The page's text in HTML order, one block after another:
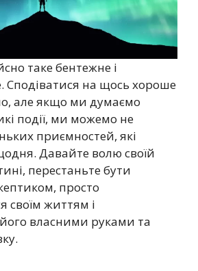
таке бентежне і
на щось хороше
але якщо ми думаємо
події, ми можемо не
приємностей, які
Давайте волю своїй
перестаньте бути
просто
своїм життям і
власними руками та